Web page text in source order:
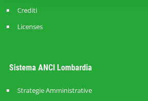
Crediti
Licenses
Sistema ANCI Lombardia
Strategie Amministrative